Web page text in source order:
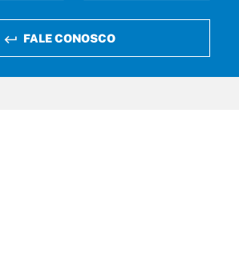
FALE CONOSCO